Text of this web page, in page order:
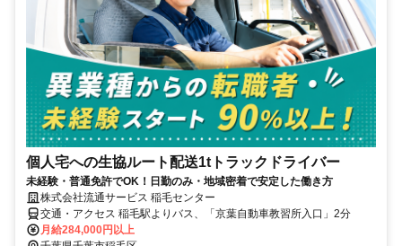
個人宅への生協ルート配送1tトラックドライバー
未経験・普通免許でOK！日勤のみ・地域密着で安定した働き方
株式会社流通サービス 稲毛センター
交通・アクセス 稲毛駅よりバス、「京葉自動車教習所入口」2分
月給284,000円以上